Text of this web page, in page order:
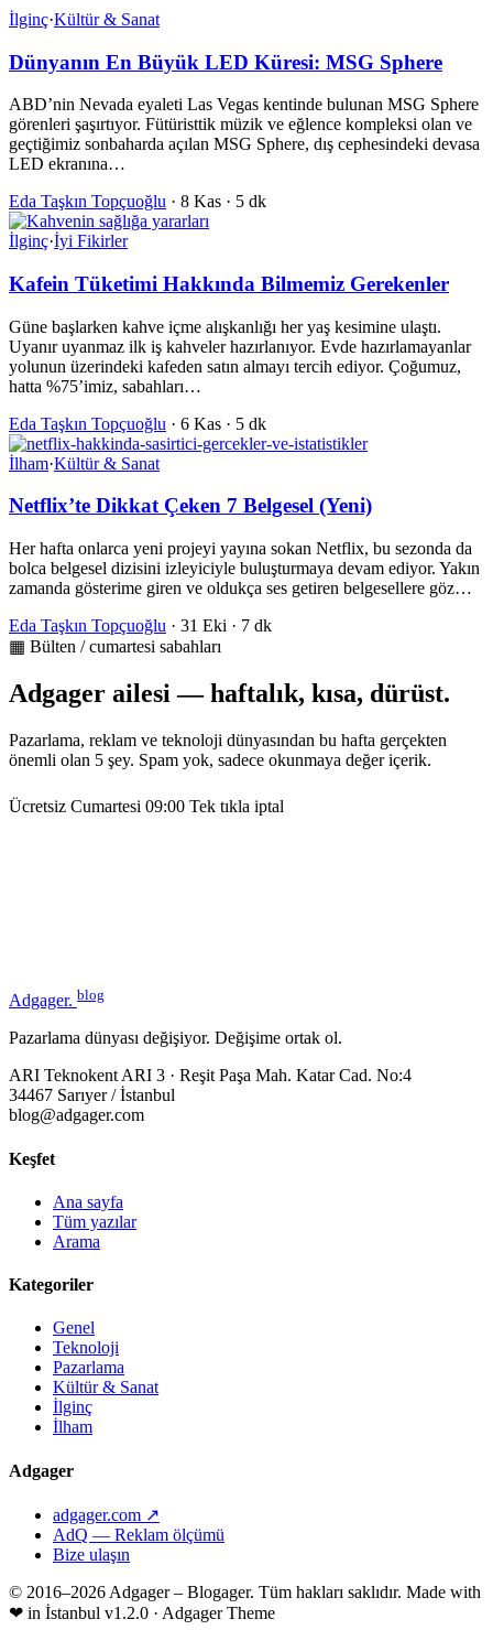
İlginç·Kültür & Sanat
Dünyanın En Büyük LED Küresi: MSG Sphere
ABD’nin Nevada eyaleti Las Vegas kentinde bulunan MSG Sphere
görenleri şaşırtıyor. Fütüristtik müzik ve eğlence kompleksi olan ve
geçtiğimiz sonbaharda açılan MSG Sphere, dış cephesindeki devasa
LED ekranına…
Eda Taşkın Topçuoğlu · 8 Kas · 5 dk
İlginç·İyi Fikirler
Kafein Tüketimi Hakkında Bilmemiz Gerekenler
Güne başlarken kahve içme alışkanlığı her yaş kesimine ulaştı.
Uyanır uyanmaz ilk iş kahveler hazırlanıyor. Evde hazırlamayanlar
yolunun üzerindeki kafeden satın almayı tercih ediyor. Çoğumuz,
hatta %75’imiz, sabahları…
Eda Taşkın Topçuoğlu · 6 Kas · 5 dk
İlham·Kültür & Sanat
Netflix’te Dikkat Çeken 7 Belgesel (Yeni)
Her hafta onlarca yeni projeyi yayına sokan Netflix, bu sezonda da
bolca belgesel dizisini izleyiciyle buluşturmaya devam ediyor. Yakın
zamanda gösterime giren ve oldukça ses getiren belgesellere göz…
Eda Taşkın Topçuoğlu · 31 Eki · 7 dk
▦ Bülten / cumartesi sabahları
Adgager ailesi — haftalık, kısa, dürüst.
Pazarlama, reklam ve teknoloji dünyasından bu hafta gerçekten
önemli olan 5 şey. Spam yok, sadece okunmaya değer içerik.
Ücretsiz Cumartesi 09:00 Tek tıkla iptal
Adgager. blog
Pazarlama dünyası değişiyor. Değişime ortak ol.
ARI Teknokent ARI 3 · Reşit Paşa Mah. Katar Cad. No:4
34467 Sarıyer / İstanbul
blog@adgager.com
Keşfet
Ana sayfa
Tüm yazılar
Arama
Kategoriler
Genel
Teknoloji
Pazarlama
Kültür & Sanat
İlginç
İlham
Adgager
adgager.com ↗
AdQ — Reklam ölçümü
Bize ulaşın
© 2016–2026 Adgager – Blogager. Tüm hakları saklıdır. Made with
❤ in İstanbul v1.2.0 · Adgager Theme